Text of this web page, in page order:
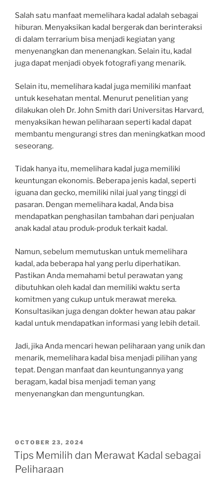
Salah satu manfaat memelihara kadal adalah sebagai
hiburan. Menyaksikan kadal bergerak dan berinteraksi
di dalam terrarium bisa menjadi kegiatan yang
menyenangkan dan menenangkan. Selain itu, kadal
juga dapat menjadi obyek fotografi yang menarik.
Selain itu, memelihara kadal juga memiliki manfaat
untuk kesehatan mental. Menurut penelitian yang
dilakukan oleh Dr. John Smith dari Universitas Harvard,
menyaksikan hewan peliharaan seperti kadal dapat
membantu mengurangi stres dan meningkatkan mood
seseorang.
Tidak hanya itu, memelihara kadal juga memiliki
keuntungan ekonomis. Beberapa jenis kadal, seperti
iguana dan gecko, memiliki nilai jual yang tinggi di
pasaran. Dengan memelihara kadal, Anda bisa
mendapatkan penghasilan tambahan dari penjualan
anak kadal atau produk-produk terkait kadal.
Namun, sebelum memutuskan untuk memelihara
kadal, ada beberapa hal yang perlu diperhatikan.
Pastikan Anda memahami betul perawatan yang
dibutuhkan oleh kadal dan memiliki waktu serta
komitmen yang cukup untuk merawat mereka.
Konsultasikan juga dengan dokter hewan atau pakar
kadal untuk mendapatkan informasi yang lebih detail.
Jadi, jika Anda mencari hewan peliharaan yang unik dan
menarik, memelihara kadal bisa menjadi pilihan yang
tepat. Dengan manfaat dan keuntungannya yang
beragam, kadal bisa menjadi teman yang
menyenangkan dan menguntungkan.
POSTED
ON
OCTOBER 23, 2024
Tips Memilih dan Merawat Kadal sebagai
Peliharaan